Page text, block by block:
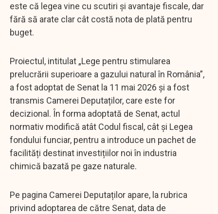
este că legea vine cu scutiri și avantaje fiscale, dar
fără să arate clar cât costă nota de plată pentru
buget.
Proiectul, intitulat „Lege pentru stimularea
prelucrării superioare a gazului natural în România”,
a fost adoptat de Senat la 11 mai 2026 și a fost
transmis Camerei Deputaților, care este for
decizional. În forma adoptată de Senat, actul
normativ modifică atât Codul fiscal, cât și Legea
fondului funciar, pentru a introduce un pachet de
facilități destinat investițiilor noi în industria
chimică bazată pe gaze naturale.
Pe pagina Camerei Deputaților apare, la rubrica
privind adoptarea de către Senat, data de